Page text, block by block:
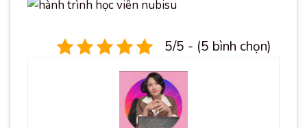
5/5 - (5 bình chọn)